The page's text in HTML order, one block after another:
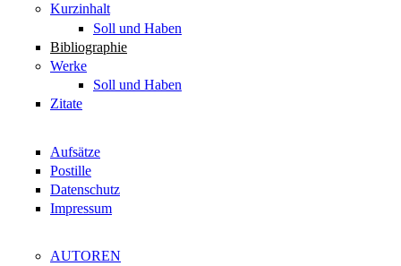
Kurzinhalt
Soll und Haben
Bibliographie
Werke
Soll und Haben
Zitate
Aufsätze
Postille
Datenschutz
Impressum
AUTOREN